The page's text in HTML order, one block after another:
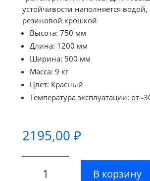
устойчивости наполняется водой,
резиновой крошкой
Высота: 750 мм
Длина: 1200 мм
Ширина: 500 мм
Масса: 9 кг
Цвет: Красный
Температура эксплуатации: от -
2195,00 ₽
товара
В корзину